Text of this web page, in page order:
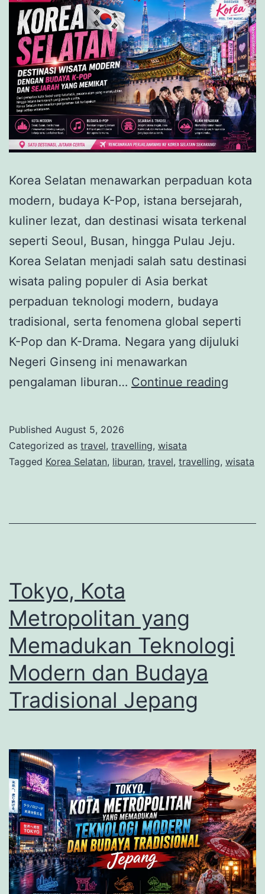
Korea Selatan menawarkan perpaduan kota
modern, budaya K-Pop, istana bersejarah,
kuliner lezat, dan destinasi wisata terkenal
seperti Seoul, Busan, hingga Pulau Jeju.
Korea Selatan menjadi salah satu destinasi
wisata paling populer di Asia berkat
perpaduan teknologi modern, budaya
tradisional, serta fenomena global seperti
K-Pop dan K-Drama. Negara yang dijuluki
Negeri Ginseng ini menawarkan
pengalaman liburan… Continue reading
K-
Published August 5, 2026
Categorized as travel, travelling, wisata
Tagged Korea Selatan, liburan, travel, travelling, wisata
Tokyo, Kota
Metropolitan yang
Memadukan Teknologi
Modern dan Budaya
Tradisional Jepang